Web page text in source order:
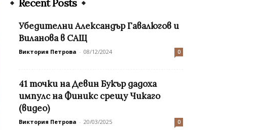
Recent Posts
Убедителни Александър Гавалюгов и
Виланова в САЩ
Виктория Петрова - 08/12/2024 0
41 точки на Девин Букър дадоха
импулс на Финикс срещу Чикаго
(видео)
Виктория Петрова - 20/03/2025 0